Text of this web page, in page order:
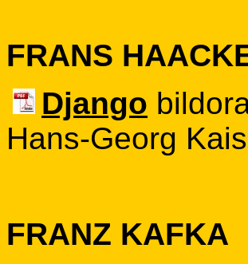
FRANS
Django
Hans-Georg
FRANZ KAFKA